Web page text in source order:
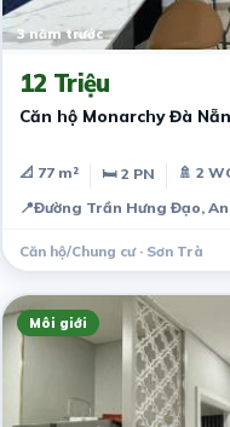
3 năm trước
12 Triệu
Căn hộ Monarchy Đà
📐 77 m² 🛏 2 PN
🚿 2
📍Đường Trần Hưng Đạo,
Căn hộ/Chung cư · Sơn Trà
Môi giới